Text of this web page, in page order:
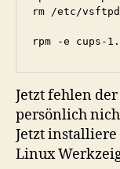
rm /etc/
rpm -e cups-
Jetzt fehlen
persönlich
Jetzt
Linux